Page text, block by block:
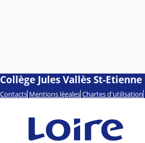
Collège Jules Vallès St-Etienne
Contacts Mentions légales Chartes d'utilisation